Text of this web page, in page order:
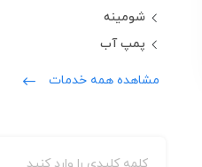
شومینه
پمپ آب
مشاهده همه خدمات